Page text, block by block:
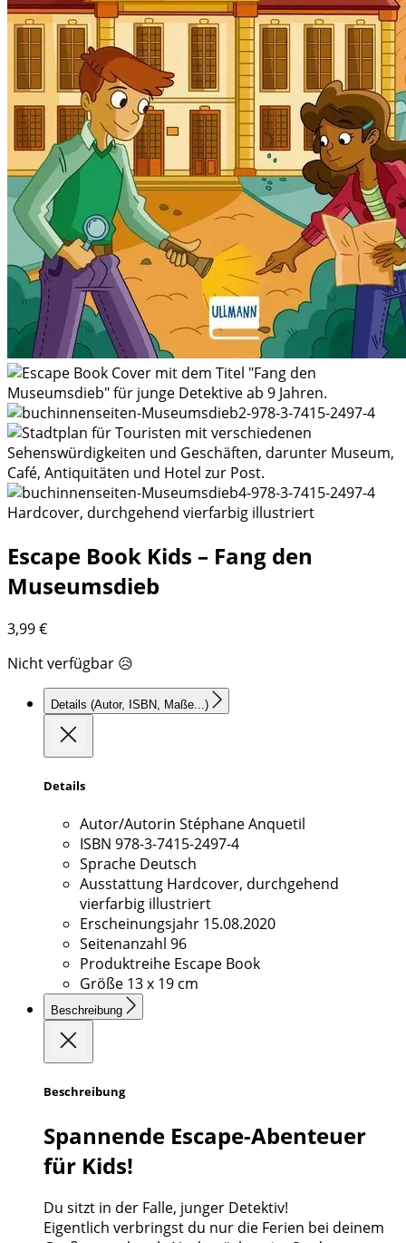
Hardcover, durchgehend vierfarbig illustriert
Escape Book Kids – Fang den
Museumsdieb
3,99€
Nicht verfügbar 😥
Details (Autor, ISBN, Maße...)
Details
Autor/Autorin Stéphane Anquetil
ISBN 978-3-7415-2497-4
Sprache Deutsch
Ausstattung Hardcover, durchgehend
vierfarbig illustriert
Erscheinungsjahr 15.08.2020
Seitenanzahl 96
Produktreihe Escape Book
Größe 13 x 19 cm
Beschreibung
Beschreibung
Spannende Escape-Abenteuer
für Kids!
Du sitzt in der Falle, junger Detektiv!
Eigentlich verbringst du nur die Ferien bei deinem